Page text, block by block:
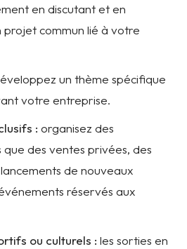
en discutant et en
projet commun lié à votre
un thème spécifique
votre entreprise.
: organisez des
des ventes privées, des
de nouveaux
réservés aux
ou culturels : les sorties en